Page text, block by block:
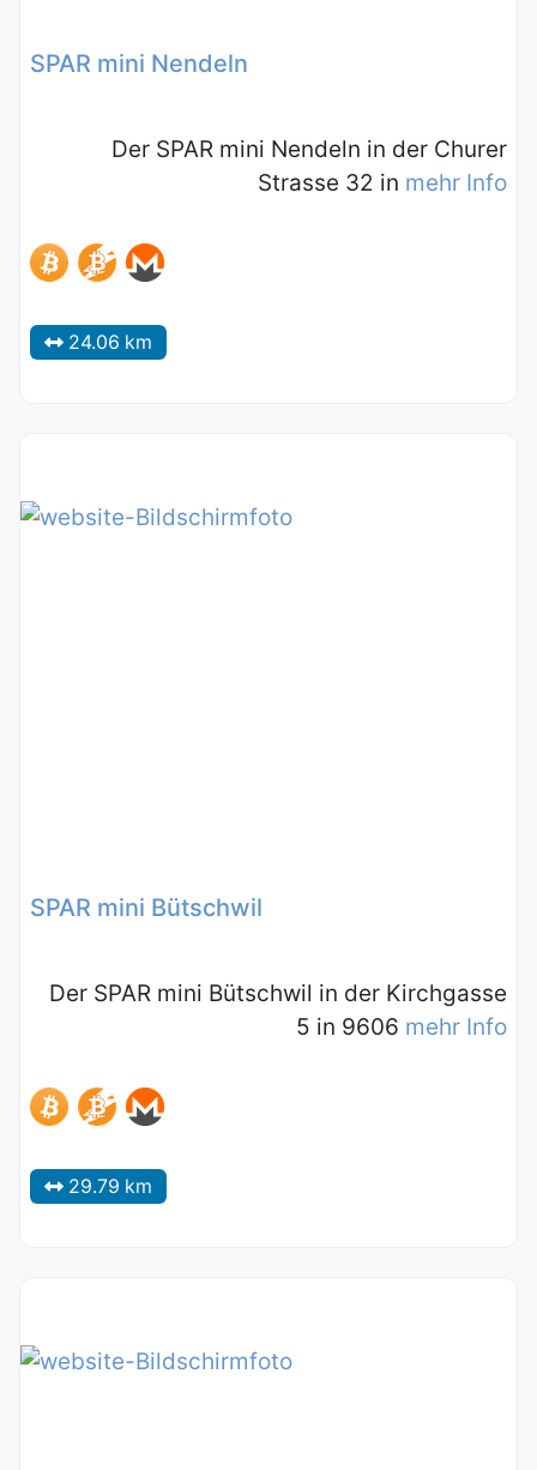
SPAR mini Nendeln
Der SPAR mini Nendeln in der Churer
Strasse 32 in mehr Info
24.06 km
SPAR mini Bütschwil
Der SPAR mini Bütschwil in der Kirchgasse
5 in 9606 mehr Info
29.79 km